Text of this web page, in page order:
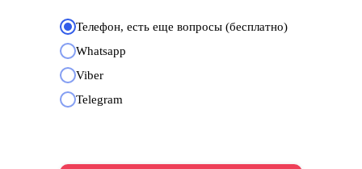
Телефон, есть еще вопросы (бесплатно)
Whatsapp
Viber
Telegram